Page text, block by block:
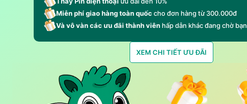
Miễn phí giao hàng toàn quốccho đơn hàng từ 300.000đ
Và vô vàn các ưu đãi thành viên hấp dẫn khác đang chờ bạn
XEM CHI TIẾT ƯU ĐÃI